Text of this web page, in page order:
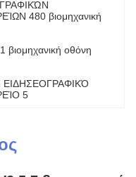
480 βιομηχανική
βιομηχανική οθόνη
5